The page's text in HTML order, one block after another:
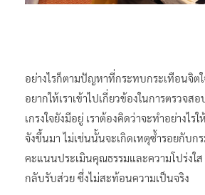
อย่างไรก็ตามปัญหาที่กระทบกระเทือนจิต
อยากให้เราเข้าไปเกี่ยวข้องในการตรวจ
เกรงใจยังมีอยู่ เราต้องคิดว่าจะทำอย่างไร
จังขึ้นมา ไม่เช่นนั้นจะเกิดเหตุซ้ำรอยกับก
คะแนนประเมินคุณธรรมและความโปร่งใ
กลับรับส่วย ซึ่งไม่สะท้อนความเป็นจริง